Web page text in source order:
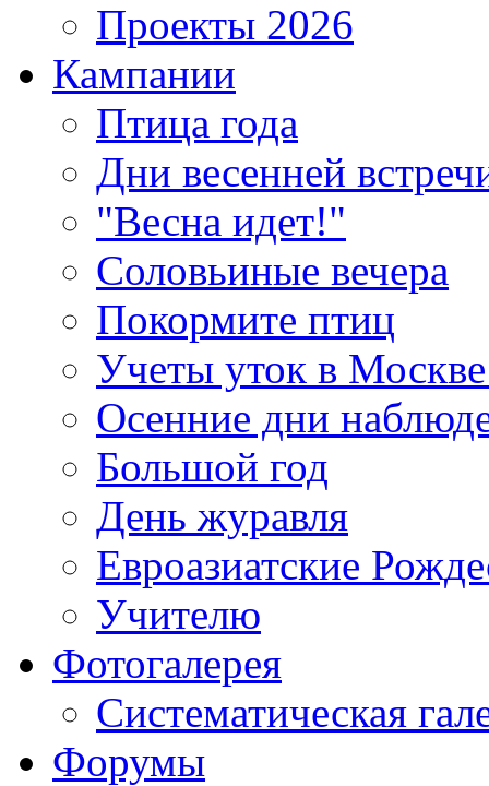
Проекты 2026
Кампании
Птица года
Дни весенней
"Весна идет!"
Соловьиные вечера
Покормите птиц
Учеты уток в
Осенние дни
Большой год
День журавля
Евроазиатские
Учителю
Фотогалерея
Систематическая
Форумы